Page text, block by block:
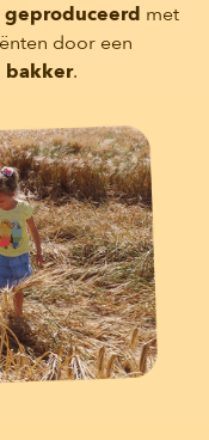
met
door een
bakker.